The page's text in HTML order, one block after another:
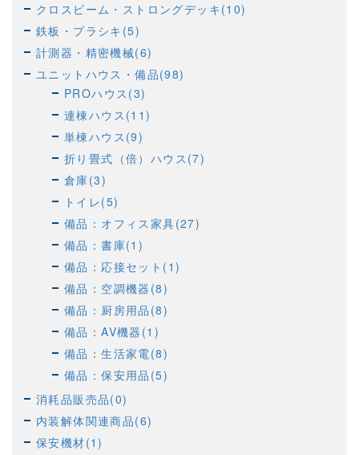
クロスビーム・ストロングデッキ(10)
鉄板・プラシキ(5)
計測器・精密機械(6)
ユニットハウス・備品(98)
PROハウス(3)
連棟ハウス(11)
単棟ハウス(9)
折り畳式（倍）ハウス(7)
倉庫(3)
トイレ(5)
備品：オフィス家具(27)
備品：書庫(1)
備品：応接セット(1)
備品：空調機器(8)
備品：厨房用品(8)
備品：AV機器(1)
備品：生活家電(8)
備品：保安用品(5)
消耗品販売品(0)
内装解体関連商品(6)
保安機材(1)